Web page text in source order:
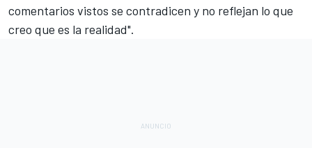
comentarios vistos se contradicen y no reflejan lo que
creo que es la realidad".